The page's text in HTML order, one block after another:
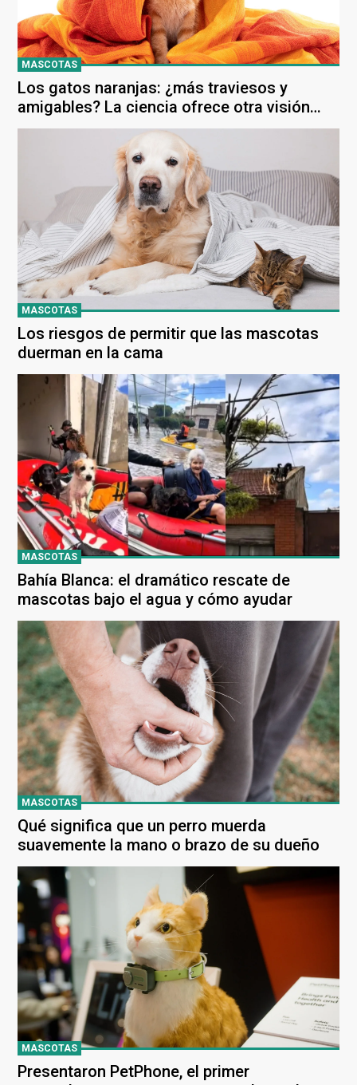
MASCOTAS
Los gatos naranjas: ¿más traviesos y
amigables? La ciencia ofrece otra visión
sobre su comportamiento
MASCOTAS
Los riesgos de permitir que las mascotas
duerman en la cama
MASCOTAS
Bahía Blanca: el dramático rescate de
mascotas bajo el agua y cómo ayudar
MASCOTAS
Qué significa que un perro muerda
suavemente la mano o brazo de su dueño
MASCOTAS
Presentaron PetPhone, el primer